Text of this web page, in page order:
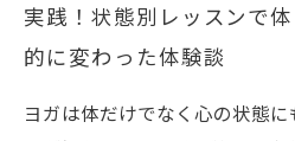
実践！状態別レッスンで
的に変わった体験談
ヨガは体だけでなく心の状態